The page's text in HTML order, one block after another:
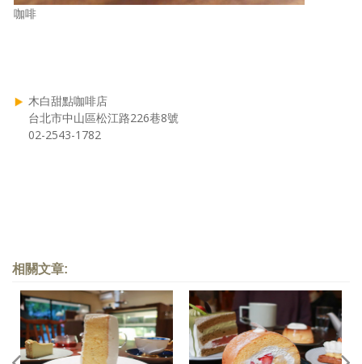
咖啡
木白甜點咖啡店
台北市中山區松江路226巷8號
02-2543-1782
相關文章: